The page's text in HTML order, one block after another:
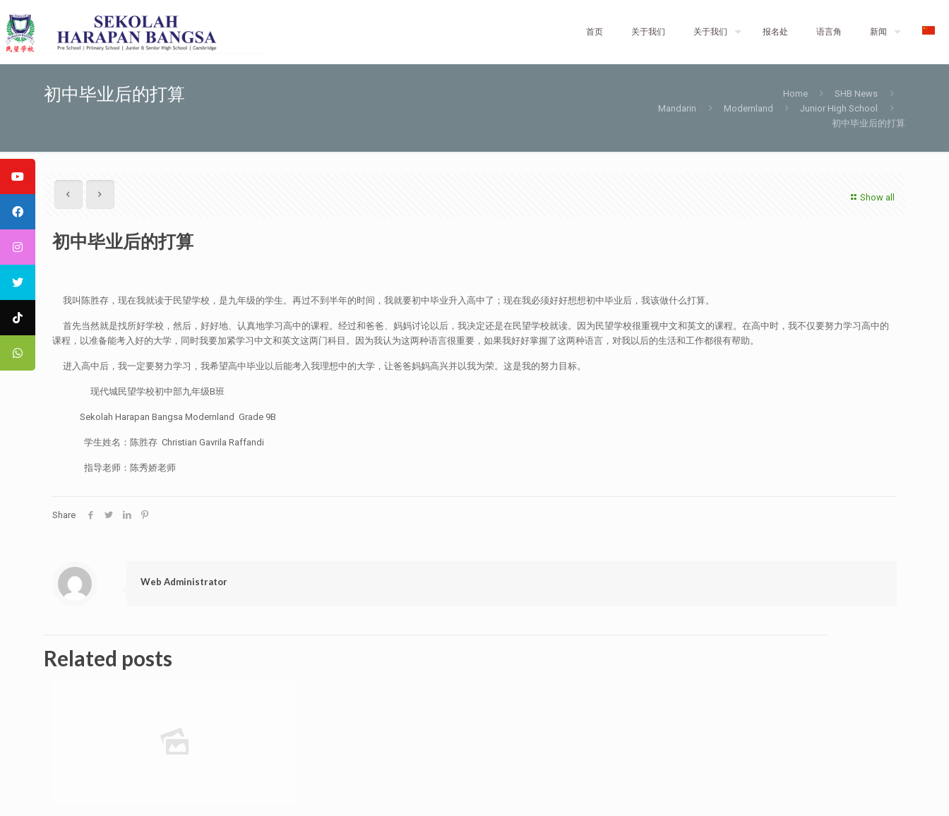
首页 关于我们 关于我们 报名处 语言角 新闻
初中毕业后的打算 Home
SHB News
Mandarin
Modernland
Junior High School
初中毕业后的打算
Show all
初中毕业后的打算
我叫陈胜存，现在我就读于民望学校，是九年级的学生。再过不到半年的时间，我就要初中毕业升入高中了；现在我必须好好想想初中毕业后，我该做什么打算。
首先当然就是找所好学校，然后，好好地、认真地学习高中的课程。经过和爸爸、妈妈讨论以后，我决定还是在民望学校就读。因为民望学校很重视中文和英文的课程。在高中时，我不仅要努力学习高中的
课程，以准备能考入好的大学，同时我要加紧学习中文和英文这两门科目。因为我认为这两种语言很重要，如果我好好掌握了这两种语言，对我以后的生活和工作都很有帮助。
进入高中后，我一定要努力学习，我希望高中毕业以后能考入我理想中的大学，让爸爸妈妈高兴并以我为荣。这是我的努力目标。
现代城民望学校初中部九年级B班
Sekolah Harapan Bangsa Modernland Grade 9B
学生姓名：陈胜存 Christian Gavrila Raffandi
指导老师：陈秀娇老师
Share
Web Administrator
Related posts